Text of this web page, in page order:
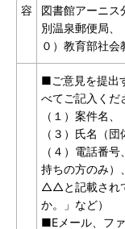
容
図書館アーニス
別温泉郵便局、
０）教育部社会
■ご意見を提出
べてご記入くだ
（１）案件名
（３）氏名（
（４）電話番
持ちの方のみ）
△△と記載され
か。」など）
■Eメール、フ